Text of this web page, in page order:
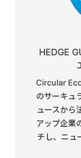
HEDGE
Circular
のサーキュ
ュースから
アップ企業
チし、ニュ